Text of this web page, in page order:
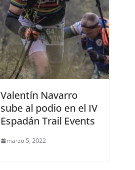
Valentín Navarro
sube al podio en el IV
Espadán Trail Events
marzo 5, 2022